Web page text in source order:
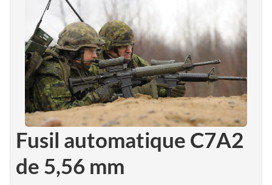
Fusil automatique C7A2
de 5,56 mm